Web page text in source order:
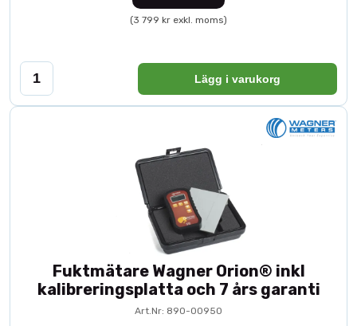
(3 799 kr exkl. moms)
Lägg i varukorg
Fuktmätare Wagner Orion® inkl
kalibreringsplatta och 7 års garanti
Art.Nr: 890-00950